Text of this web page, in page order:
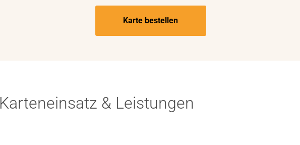
Karte bestellen
Karteneinsatz & Leistungen